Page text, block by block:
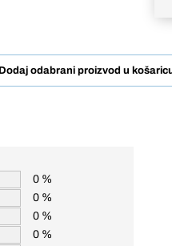
Dodaj odabrani proizvod u
0 %
0 %
0 %
0 %